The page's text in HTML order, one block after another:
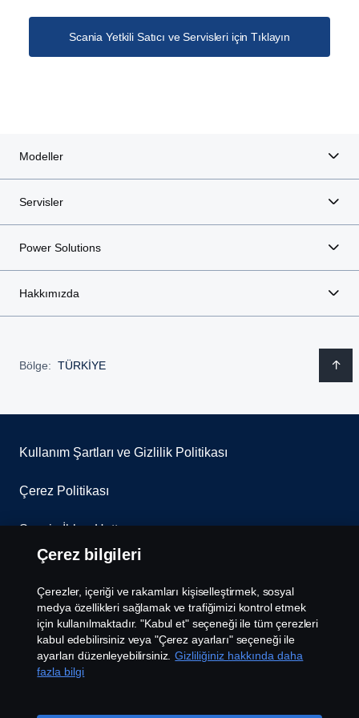
Scania Yetkili Satıcı ve Servisleri için Tıklayın
Modeller
Servisler
Power Solutions
Hakkımızda
Bölge: TÜRKİYE
Kullanım Şartları ve Gizlilik Politikası
Çerez Politikası
Scania İhbar Hattı
Scania Çerez Politikası
Scania Aydınlatma Metni
Çerez Ayarları
Çerez bilgileri
Çerezler, içeriği ve rakamları kişiselleştirmek, sosyal
medya özellikleri sağlamak ve trafiğimizi kontrol etmek
için kullanılmaktadır. "Kabul et" seçeneği ile tüm çerezleri
kabul edebilirsiniz veya "Çerez ayarları" seçeneği ile
ayarları düzenleyebilirsiniz. Gizliliğiniz hakkında daha
fazla bilgi